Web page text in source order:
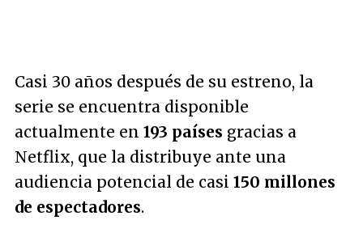
Casi 30 años después de su estreno, la
serie se encuentra disponible
actualmente en 193 países gracias a
Netflix, que la distribuye ante una
audiencia potencial de casi 150 millones
de espectadores.